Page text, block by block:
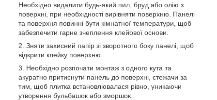
Необхідно видалити будь-який пил, бруд або олію з
поверхні, при необхідності вирівняти поверхню. Панелі
та поверхня повинні бути кімнатної температури, щоб
забезпечити гарне зчеплення клейової основи.
Зняти захисний папір зі зворотного боку панелі, щоб
відкрити клейку поверхню.
Необхідно розпочати монтаж з одного кута та
акуратно притиснути панель до поверхні, стежачи за
тим, щоб плитка встановлювалася рівно, уникаючи
утворення бульбашок або зморшок.